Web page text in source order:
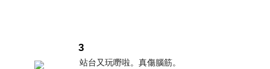
3
站台又玩嘢啦。真傷腦筋。